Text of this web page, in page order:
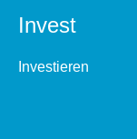
Invest
Investieren